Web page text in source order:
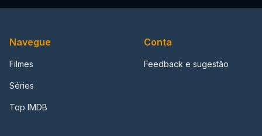
Navegue
Filmes
Séries
Top IMDB
Conta
Feedback e sugestão